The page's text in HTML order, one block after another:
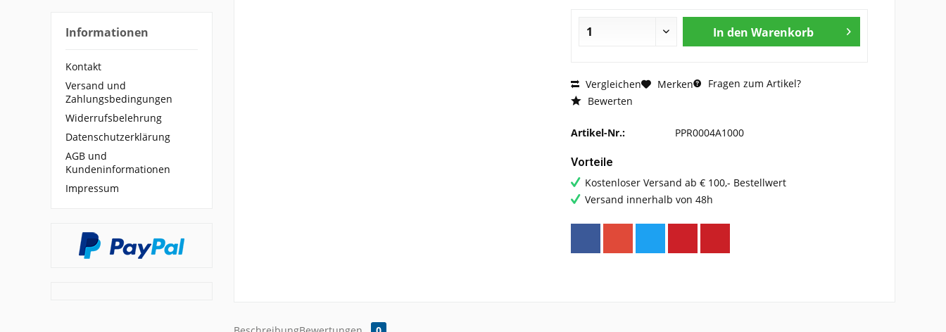
Informationen
Kontakt
Versand und
Zahlungsbedingungen
Widerrufsbelehrung
Datenschutzerklärung
AGB und
Kundeninformationen
Impressum
In den Warenkorb
Vergleichen Merken
Fragen zum Artikel?
Bewerten
Artikel-Nr.: PPR0004A1000
Vorteile
Kostenloser Versand ab € 100,- Bestellwert
Versand innerhalb von 48h